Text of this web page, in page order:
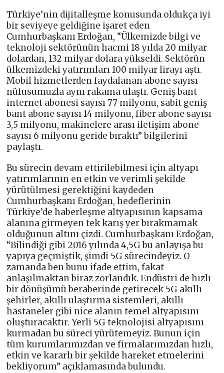
Türkiye’nin dijitalleşme konusunda oldukça iyi
bir seviyeye geldiğine işaret eden
Cumhurbaşkanı Erdoğan, “Ülkemizde bilgi ve
teknoloji sektörünün hacmi 18 yılda 20 milyar
dolardan, 132 milyar dolara yükseldi. Sektörün
ülkemizdeki yatırımları 100 milyar lirayı aştı.
Mobil hizmetlerden faydalanan abone sayısı
nüfusumuzla aynı rakama ulaştı. Geniş bant
internet abonesi sayısı 77 milyonu, sabit geniş
bant abone sayısı 14 milyonu, fiber abone sayısı
3,5 milyonu, makinelere arası iletişim abone
sayısı 6 milyonu geride bıraktı” bilgilerini
paylaştı.
Bu sürecin devam ettirilebilmesi için altyapı
yatırımlarının en etkin ve verimli şekilde
yürütülmesi gerektiğini kaydeden
Cumhurbaşkanı Erdoğan, hedeflerinin
Türkiye’de haberleşme altyapısının kapsama
alanına girmeyen tek karış yer bırakmamak
olduğunun altını çizdi. Cumhurbaşkanı Erdoğan,
“Bilindiği gibi 2016 yılında 4,5G bu anlayışa bu
yapıya geçmiştik, şimdi 5G sürecindeyiz. O
zamanda ben bunu ifade ettim, fakat
anlaşılmaktan biraz zorlandık. Endüstri de hızlı
bir dönüşümü beraberinde getirecek 5G akıllı
şehirler, akıllı ulaştırma sistemleri, akıllı
hastaneler gibi nice alanın temel altyapısını
oluşturacaktır. Yerli 5G teknolojisi altyapısını
kurmadan bu süreci yürütemeyiz. Bunun için
tüm kurumlarımızdan ve firmalarımızdan hızlı,
etkin ve kararlı bir şekilde hareket etmelerini
bekliyorum” açıklamasında bulundu.